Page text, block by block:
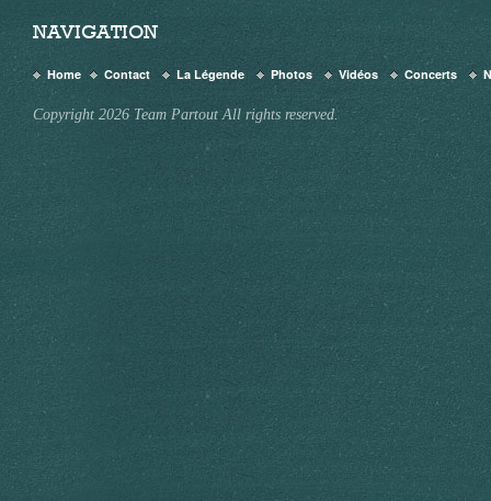
NAVIGATION
Home Contact La Légende Photos Vidéos Concerts
Copyright 2026 Team Partout All rights reserved.